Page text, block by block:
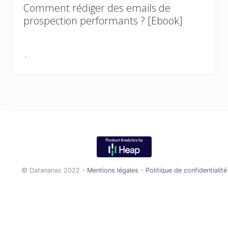
Comment rédiger des emails de
prospection performants ? [Ebook]
© Datananas 2022 - Mentions légales - Politique de confidentialité